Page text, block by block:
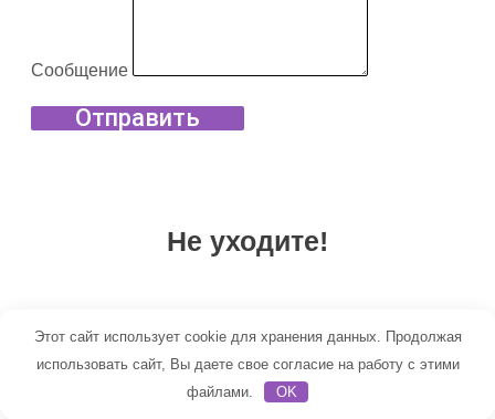
Сообщение
Отправить
Не уходите!
Не нашли что искали? Мы
наполняем сайт, но продукции
много и мы не всегда успеваем.
Этот сайт использует cookie для хранения данных. Продолжая
использовать сайт, Вы даете свое согласие на работу с этими
файлами.
OK